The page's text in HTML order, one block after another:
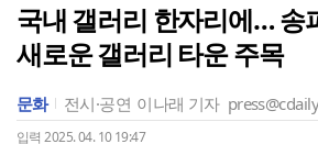
국내 갤러리 한자리에… 송
새로운 갤러리 타운 주목
문화 전시·공연 이나래 기자
입력 2025. 04. 10 19:47